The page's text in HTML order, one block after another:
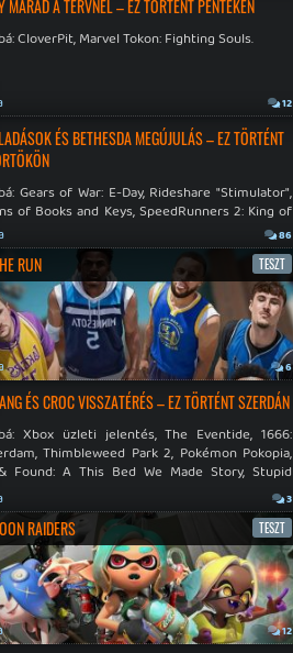
MARAD A TERVNÉL – EZ TÖRTÉNT PÉNTEKEN
CloverPit, Marvel Tokon: Fighting Souls.
12
ÉS BETHESDA MEGÚJULÁS – EZ TÖRTÉNT
Gears of War: E-Day, Rideshare "Stimulator",
of Books and Keys, SpeedRunners 2: King of
86
RUN TESZT
6
ÉS CROC VISSZATÉRÉS – EZ TÖRTÉNT SZERDÁN
Xbox üzleti jelentés, The Eventide, 1666:
Thimbleweed Park 2, Pokémon Pokopia,
Found: A This Bed We Made Story, Stupid
3
RAIDERS TESZT
12